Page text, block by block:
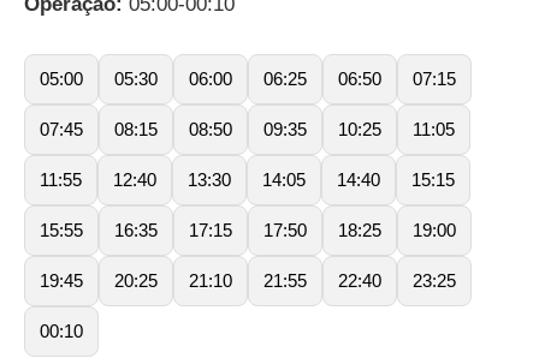
Operação: 05:00-00:10
05:00 05:30 06:00 06:25 06:50 07:15
07:45 08:15 08:50 09:35 10:25 11:05
11:55 12:40 13:30 14:05 14:40 15:15
15:55 16:35 17:15 17:50 18:25 19:00
19:45 20:25 21:10 21:55 22:40 23:25
00:10